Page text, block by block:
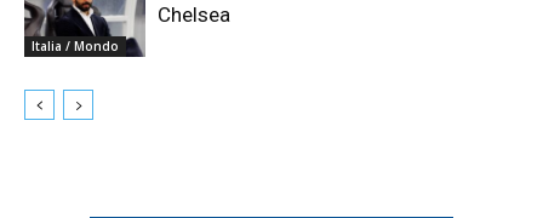
Italia / Mondo
Chelsea